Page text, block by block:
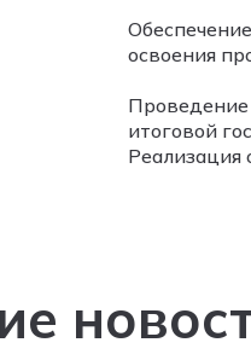
освоения
Проведение
итоговой
Реализация